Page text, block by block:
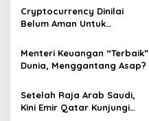
g
a
t
i
o
n
Cryptocurrency Dinilai
Belum Aman Untuk
Menteri Keuangan “Terbaik”
Dunia, Menggantang Asap?
Setelah Raja Arab Saudi,
Kini Emir Qatar Kunjungi